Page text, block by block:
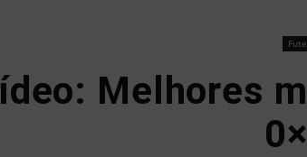
Melhores